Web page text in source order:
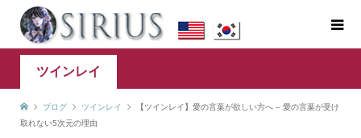
ツインレイ
ブログ ツインレイ
【ツインレイ】愛の言葉が欲しい方へ – 愛の言葉が受け
取れない5次元の理由